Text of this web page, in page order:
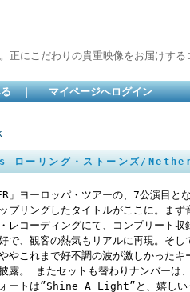
にこだわりの貴重映像をお届けする
｜ マイページへログイン ｜
ーリング・ストーンズ/
」ヨーロッパ・ツアーの、7公演目と
プリングしたタイトルがここに。ま
レコーディングにて、コンプリート
で、観客の熱気もリアルに再現。そ
やこれまで好不調の波が激しかった
露。 またセットも替わりナンバー
ォートは”Shine A Light”と、嬉しい